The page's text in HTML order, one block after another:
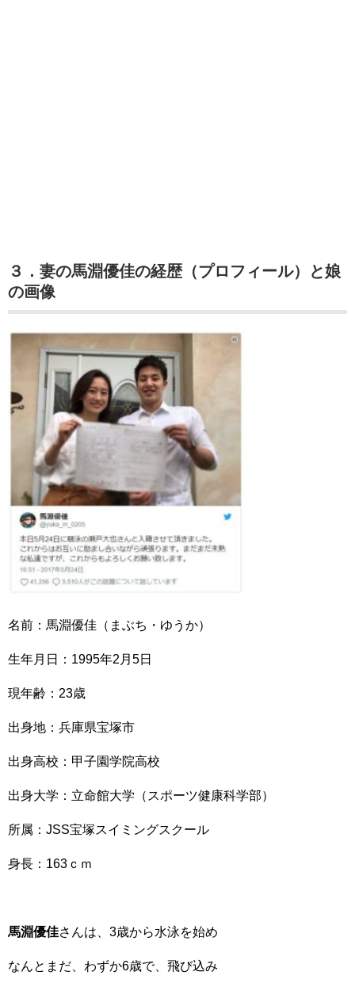
３．妻の馬淵優佳の経歴（プロフィール）と娘
の画像
名前：馬淵優佳（まぶち・ゆうか）
生年月日：1995年2月5日
現年齢：23歳
出身地：兵庫県宝塚市
出身高校：甲子園学院高校
出身大学：立命館大学（スポーツ健康科学部）
所属：JSS宝塚スイミングスクール
身長：163ｃｍ
馬淵優佳さんは、3歳から水泳を始め
なんとまだ、わずか6歳で、飛び込み